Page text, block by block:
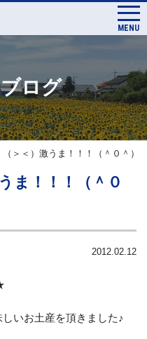
MENU
ログ
＞＜）激うま！！！（＾０＾）
ま！！！（＾０
2012.02.12
いお土産を頂きました♪